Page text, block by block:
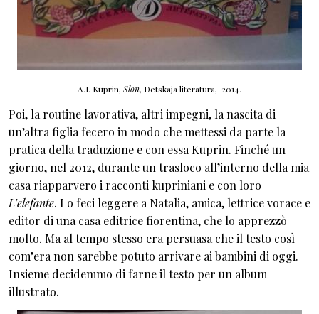
A.I. Kuprin, Slon, Detskaja literatura, 2014.
Poi, la routine lavorativa, altri impegni, la nascita di
un’altra figlia fecero in modo che mettessi da parte la
pratica della traduzione e con essa Kuprin. Finché un
giorno, nel 2012, durante un trasloco all’interno della mia
casa riapparvero i racconti kupriniani e con loro
L’elefante. Lo feci leggere a Natalia, amica, lettrice vorace e
editor di una casa editrice fiorentina, che lo apprezzò
molto. Ma al tempo stesso era persuasa che il testo così
com’era non sarebbe potuto arrivare ai bambini di oggi.
Insieme decidemmo di farne il testo per un album
illustrato.